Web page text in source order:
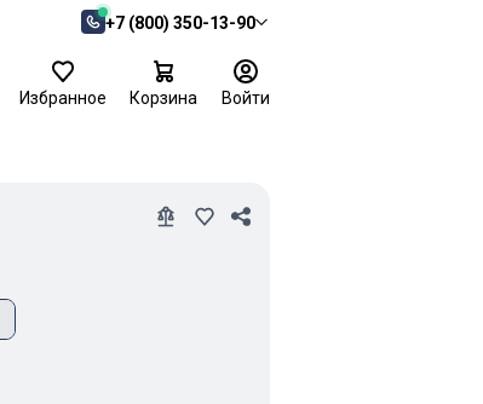
+7 (800) 350-13-90
Избранное Корзина Войти